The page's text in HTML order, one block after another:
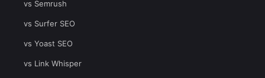
vs Semrush
vs Surfer SEO
vs Yoast SEO
vs Link Whisper